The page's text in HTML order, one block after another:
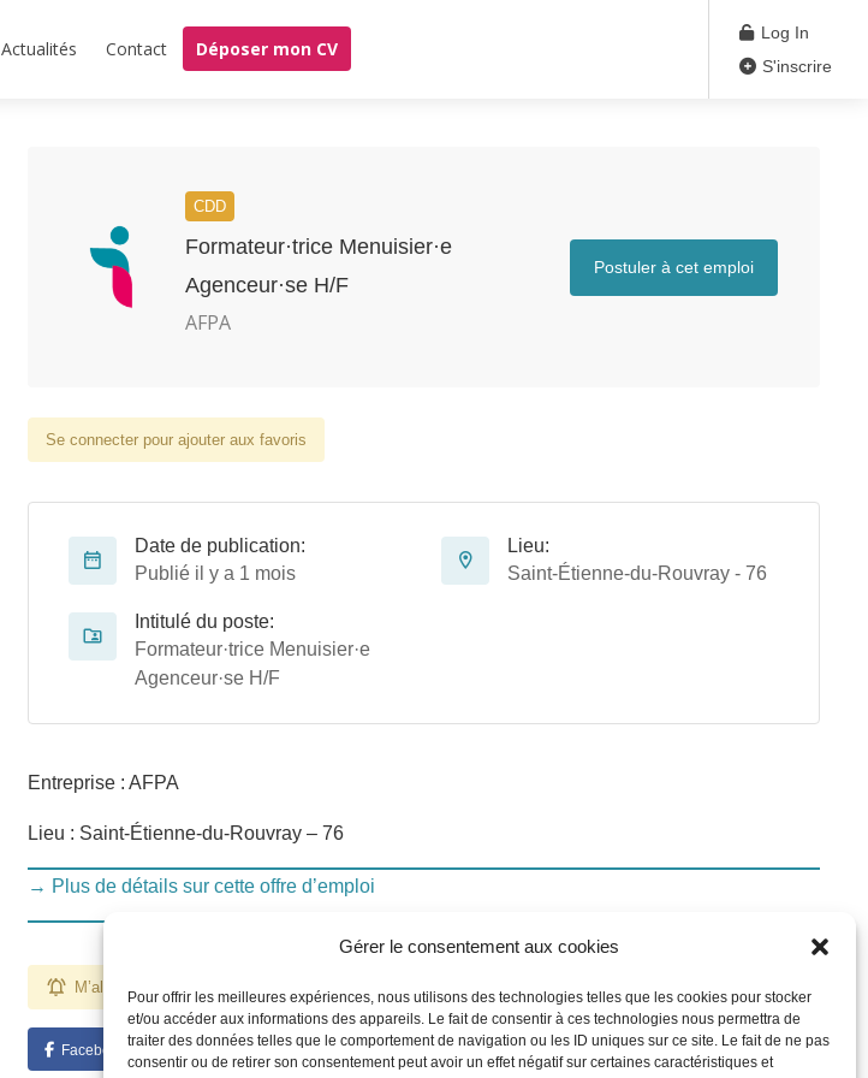
Gérer le consentement aux cookies
Pour offrir les meilleures expériences, nous utilisons des technologies telles que les cookies pour stocker
et/ou accéder aux informations des appareils. Le fait de consentir à ces technologies nous permettra de
traiter des données telles que le comportement de navigation ou les ID uniques sur ce site. Le fait de ne pas
consentir ou de retirer son consentement peut avoir un effet négatif sur certaines caractéristiques et
Actualités Contact Déposer mon CV
Log In
S'inscrire
CDD
Formateur·trice Menuisier·e
Agenceur·se H/F
AFPA
Postuler à cet emploi
Se connecter pour ajouter aux favoris
Date de publication:
Publié il y a 1 mois
Lieu:
Saint-Étienne-du-Rouvray - 76
Intitulé du poste:
Formateur·trice Menuisier·e
Agenceur·se H/F
Entreprise : AFPA
Lieu : Saint-Étienne-du-Rouvray – 76
→ Plus de détails sur cette offre d’emploi
M’alerter pour des emplois comme celui-ci
Facebook Twitter LinkedIn